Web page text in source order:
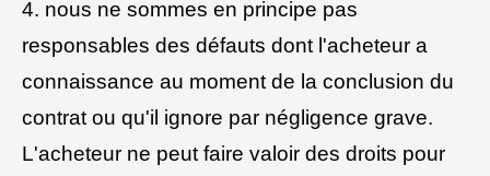
4. nous ne sommes en principe pas
responsables des défauts dont l'acheteur a
connaissance au moment de la conclusion du
contrat ou qu'il ignore par négligence grave.
L'acheteur ne peut faire valoir des droits pour